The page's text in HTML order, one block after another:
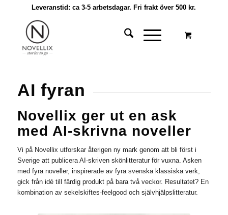
Leveranstid: ca 3-5 arbetsdagar. Fri frakt över 500 kr.
AI fyran
Novellix ger ut en ask
med AI-skrivna noveller
Vi på Novellix utforskar återigen ny mark genom att bli först i
Sverige att publicera AI-skriven skönlitteratur för vuxna. Asken
med fyra noveller, inspirerade av fyra svenska klassiska verk,
gick från idé till färdig produkt på bara två veckor. Resultatet? En
kombination av sekelskiftes-feelgood och självhjälpslitteratur.